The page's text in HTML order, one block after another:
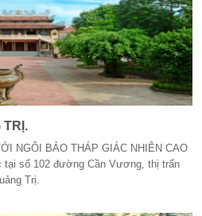
TRỊ.
NGÔI BẢO THÁP GIÁC NHIÊN CAO
tại số 102 đường Cần Vương, thị trấn
Trị.